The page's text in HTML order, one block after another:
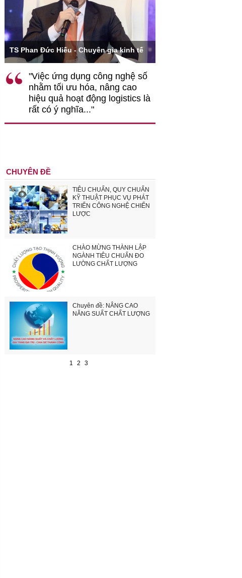
TS Phan Đức Hiếu - Chuyên gia kinh tế
"Việc ứng dụng công nghệ số
nhằm tối ưu hóa, nâng cao
hiệu quả hoạt động logistics là
rất có ý nghĩa..."
CHUYÊN ĐỀ
TIÊU CHUẨN, QUY CHUẨN
KỸ THUẬT PHỤC VỤ PHÁT
TRIỂN CÔNG NGHỆ CHIẾN
LƯỢC
CHÀO MỪNG THÀNH LẬP
NGÀNH TIÊU CHUẨN ĐO
LƯỜNG CHẤT LƯỢNG
Chuyên đề: NÂNG CAO
NĂNG SUẤT CHẤT LƯỢNG
1 2 3